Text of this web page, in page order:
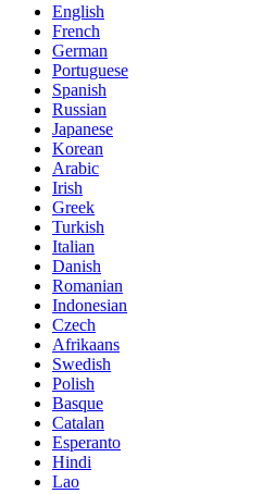
English
French
German
Portuguese
Spanish
Russian
Japanese
Korean
Arabic
Irish
Greek
Turkish
Italian
Danish
Romanian
Indonesian
Czech
Afrikaans
Swedish
Polish
Basque
Catalan
Esperanto
Hindi
Lao